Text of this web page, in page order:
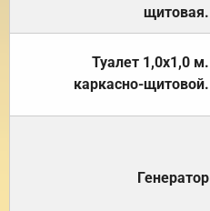
щитовая.
Туалет 1,0х1,0 м.
каркасно-щитовой.
Генератор